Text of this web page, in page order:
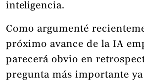
inteligencia.
Como argumenté
próximo avance de la IA
parecerá obvio en
pregunta más importante